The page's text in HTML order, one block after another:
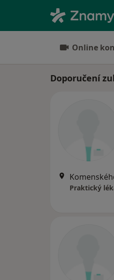
Online
Doporučení
Praktický